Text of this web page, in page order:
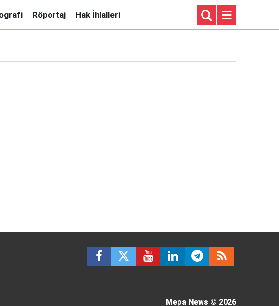
Röportaj Hak İhlalleri
Mepa News © 2026